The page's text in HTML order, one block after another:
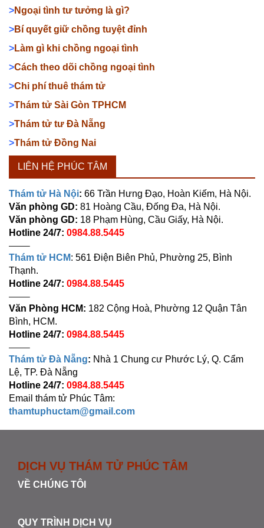
>Ngoại tình tư tưởng là gì?
>Bí quyết giữ chồng tuyệt đỉnh
>Làm gì khi chồng ngoại tình
>Cách theo dõi chồng ngoại tình
>Chi phí thuê thám tử
>Thám tử Sài Gòn TPHCM
>Thám tử tư Đà Nẵng
>Thám tử Đồng Nai
LIÊN HỆ PHÚC TÂM
Thám tử Hà Nội: 66 Trần Hưng Đạo, Hoàn Kiếm, Hà Nội.
Văn phòng GD: 81 Hoàng Cầu, Đống Đa, Hà Nội.
Văn phòng GD: 18 Phạm Hùng, Cầu Giấy, Hà Nội.
Hotline 24/7: 0984.88.5445
——–
Thám tử HCM: 561 Điện Biên Phủ, Phường 25, Bình
Thạnh.
Hotline 24/7: 0984.88.5445
——–
Văn Phòng HCM: 182 Cộng Hoà, Phường 12 Quận Tân
Bình, HCM.
Hotline 24/7: 0984.88.5445
——–
Thám tử Đà Nẵng: Nhà 1 Chung cư Phước Lý, Q. Cẩm
Lệ, TP. Đà Nẵng
Hotline 24/7: 0984.88.5445
Email thám tử Phúc Tâm:
thamtuphuctam@gmail.com
DỊCH VỤ THÁM TỬ PHÚC TÂM
VỀ CHÚNG TÔI
QUY TRÌNH DỊCH VỤ